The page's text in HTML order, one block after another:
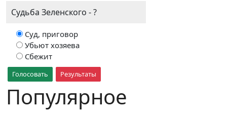
Судьба Зеленского - ?
Суд, приговор
Убьют хозяева
Сбежит
Голосовать Результаты
Популярное